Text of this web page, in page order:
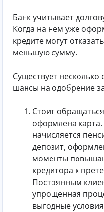
Банк учитывает
Когда на нем уже
кредите могут
меньшую сумму.
Существует несколько
шансы на одобрение
Стоит
оформлена
начисляется
депозит,
моменты
кредитора к
Постоянным
упрощенная
выгодные